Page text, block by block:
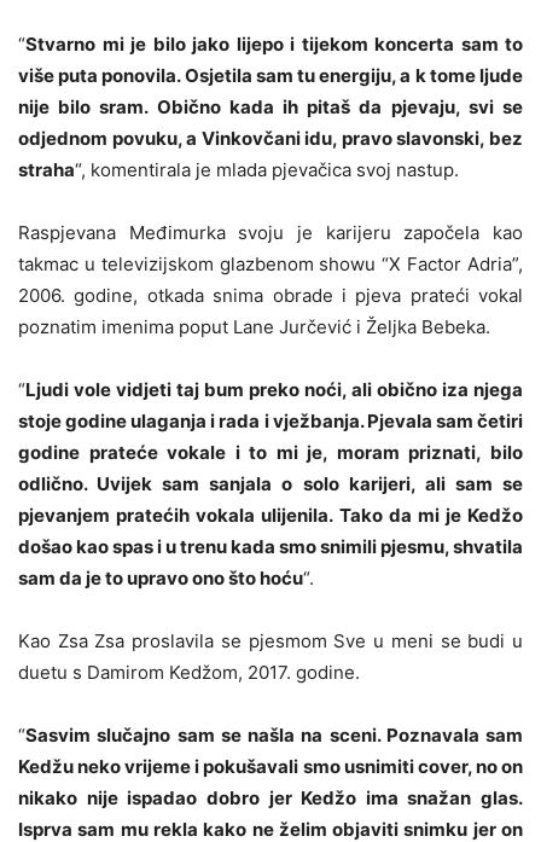
“Stvarno mi je bilo jako lijepo i tijekom koncerta sam to
više puta ponovila. Osjetila sam tu energiju, a k tome ljude
nije bilo sram. Obično kada ih pitaš da pjevaju, svi se
odjednom povuku, a Vinkovčani idu, pravo slavonski, bez
straha“, komentirala je mlada pjevačica svoj nastup.
Raspjevana Međimurka svoju je karijeru započela kao
takmac u televizijskom glazbenom showu “X Factor Adria”,
2006. godine, otkada snima obrade i pjeva prateći vokal
poznatim imenima poput Lane Jurčević i Željka Bebeka.
“Ljudi vole vidjeti taj bum preko noći, ali obično iza njega
stoje godine ulaganja i rada i vježbanja. Pjevala sam četiri
godine prateće vokale i to mi je, moram priznati, bilo
odlično. Uvijek sam sanjala o solo karijeri, ali sam se
pjevanjem pratećih vokala ulijenila. Tako da mi je Kedžo
došao kao spas i u trenu kada smo snimili pjesmu, shvatila
sam da je to upravo ono što hoću“.
Kao Zsa Zsa proslavila se pjesmom Sve u meni se budi u
duetu s Damirom Kedžom, 2017. godine.
“Sasvim slučajno sam se našla na sceni. Poznavala sam
Kedžu neko vrijeme i pokušavali smo usnimiti cover, no on
nikako nije ispadao dobro jer Kedžo ima snažan glas.
Isprva sam mu rekla kako ne želim objaviti snimku jer on